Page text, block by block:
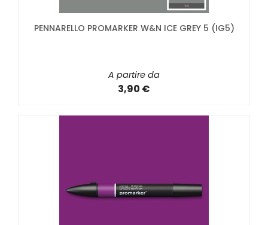
PENNARELLO PROMARKER W&N ICE GREY 5 (IG5)
A partire da
3,90 €